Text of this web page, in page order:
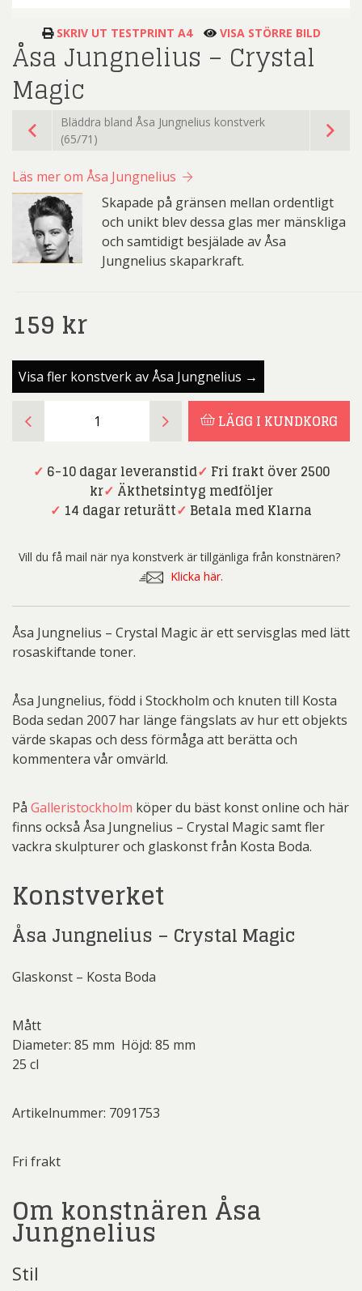
SKRIV UT TESTPRINT A4 VISA STÖRRE BILD
Åsa Jungnelius – Crystal
Magic
Bläddra bland Åsa Jungnelius konstverk
(65/71)
Läs mer om Åsa Jungnelius
Skapade på gränsen mellan ordentligt
och unikt blev dessa glas mer mänskliga
och samtidigt besjälade av Åsa
Jungnelius skaparkraft.
159 kr
Visa fler konstverk av Åsa Jungnelius →
Jungnelius
Crystal
mängd
LÄGG I KUNDKORG
✓ 6-10 dagar leveranstid✓ Fri frakt över 2500
kr✓ Äkthetsintyg medföljer
✓ 14 dagar returätt✓ Betala med Klarna
Vill du få mail när nya konstverk är tillgänliga från konstnären?
Klicka här.
Åsa Jungnelius – Crystal Magic är ett servisglas med lätt
rosaskiftande toner.
Åsa Jungnelius, född i Stockholm och knuten till Kosta
Boda sedan 2007 har länge fängslats av hur ett objekts
värde skapas och dess förmåga att berätta och
kommentera vår omvärld.
På Galleristockholm köper du bäst konst online och här
finns också Åsa Jungnelius – Crystal Magic samt fler
vackra skulpturer och glaskonst från Kosta Boda.
Konstverket
Åsa Jungnelius – Crystal Magic
Glaskonst – Kosta Boda
Mått
Diameter: 85 mm Höjd: 85 mm
25 cl
Artikelnummer: 7091753
Fri frakt
Om konstnären Åsa
Jungnelius
Stil